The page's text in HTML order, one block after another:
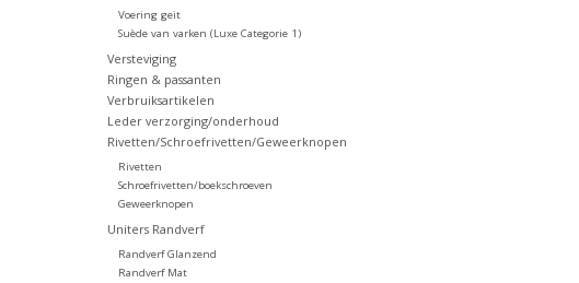
Voering geit
Suède van varken (Luxe Categorie 1)
Versteviging
Ringen & passanten
Verbruiksartikelen
Leder verzorging/onderhoud
Rivetten/Schroefrivetten/Geweerknopen
Rivetten
Schroefrivetten/boekschroeven
Geweerknopen
Uniters Randverf
Randverf Glanzend
Randverf Mat